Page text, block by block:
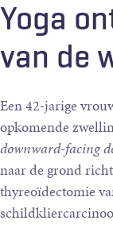
Yoga
van de
Een 42-jarige
opkomende
downward-facing
naar de grond
thyreoïdectomie